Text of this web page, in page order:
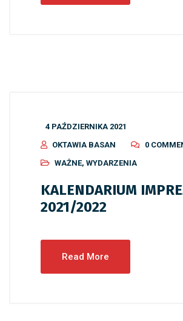
4 PAŹDZIERNIKA 2021
OKTAWIA BASAN
0
WAŻNE, WYDARZENIA
KALENDARIUM
2021/2022
Read More